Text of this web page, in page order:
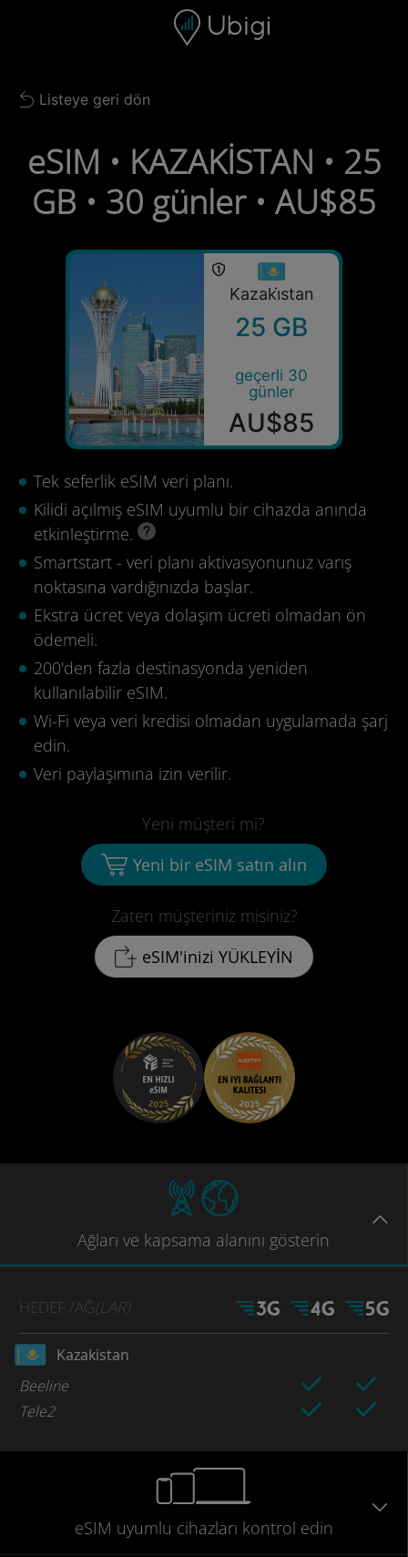
Gezinme çubuğu Alt bilgi
Back to list
Listeye geri dön
eSIM • KAZAKİSTAN • 25
GB • 30 günler • AU$85
Kazaki̇stan
25 GB
geçerli 30
günler
AU$85
Tek seferlik eSIM veri planı.
Kilidi açılmış eSIM uyumlu bir cihazda anında
etkinleştirme.
Smartstart - veri planı aktivasyonunuz varış
noktasına vardığınızda başlar.
Ekstra ücret veya dolaşım ücreti olmadan ön
ödemeli.
200'den fazla destinasyonda yeniden
kullanılabilir eSIM.
Wi-Fi veya veri kredisi olmadan uygulamada şarj
edin.
Veri paylaşımına izin verilir.
Zaten müşteriniz misiniz?
eSIM'inizi YÜKLEYİN
Yeni müşteri mi?
Yeni bir eSIM satın alın
Ağları ve kapsama alanını gösterin
HEDEF /AĞ(LAR)
Kazakistan
Beeline
Tele2
eSIM uyumlu cihazları kontrol edin